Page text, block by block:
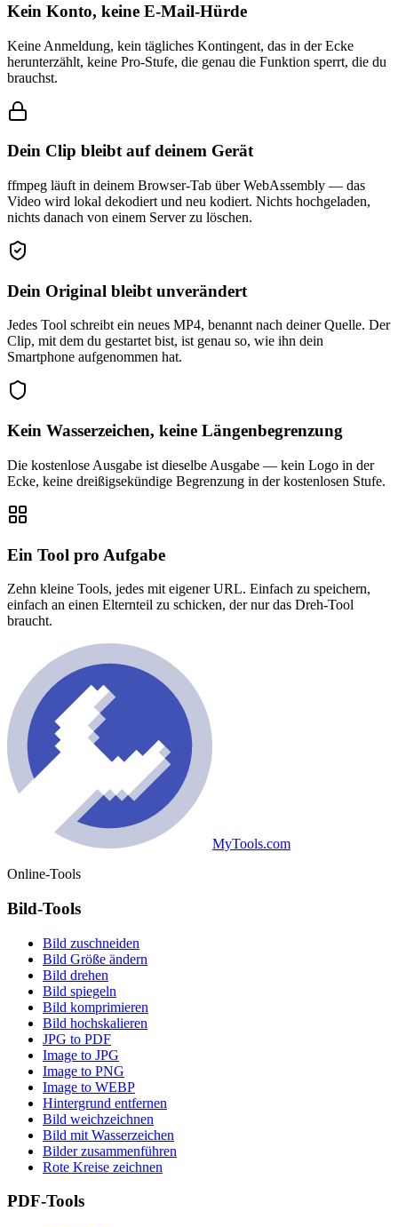
Kein Konto, keine E-Mail-Hürde
Keine Anmeldung, kein tägliches Kontingent, das in der Ecke
herunterzählt, keine Pro-Stufe, die genau die Funktion sperrt, die du
brauchst.
Dein Clip bleibt auf deinem Gerät
ffmpeg läuft in deinem Browser-Tab über WebAssembly — das
Video wird lokal dekodiert und neu kodiert. Nichts hochgeladen,
nichts danach von einem Server zu löschen.
Dein Original bleibt unverändert
Jedes Tool schreibt ein neues MP4, benannt nach deiner Quelle. Der
Clip, mit dem du gestartet bist, ist genau so, wie ihn dein
Smartphone aufgenommen hat.
Kein Wasserzeichen, keine Längenbegrenzung
Die kostenlose Ausgabe ist dieselbe Ausgabe — kein Logo in der
Ecke, keine dreißigsekündige Begrenzung in der kostenlosen Stufe.
Ein Tool pro Aufgabe
Zehn kleine Tools, jedes mit eigener URL. Einfach zu speichern,
einfach an einen Elternteil zu schicken, der nur das Dreh-Tool
braucht.
MyTools.com
Online-Tools
Bild-Tools
Bild zuschneiden
Bild Größe ändern
Bild drehen
Bild spiegeln
Bild komprimieren
Bild hochskalieren
JPG to PDF
Image to JPG
Image to PNG
Image to WEBP
Hintergrund entfernen
Bild weichzeichnen
Bild mit Wasserzeichen
Bilder zusammenführen
Rote Kreise zeichnen
PDF-Tools